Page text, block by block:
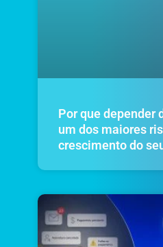
Por que depender
um dos maiores
crescimento do